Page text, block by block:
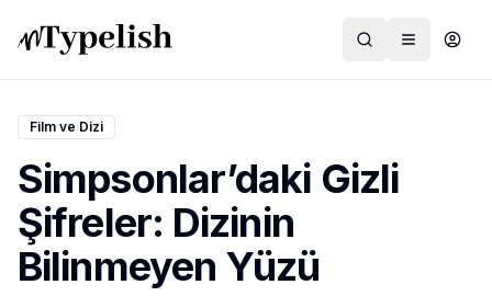
Dünya
Film ve Dizi
Kültür ve Sanat
Film ve Dizi
Simpsonlar’daki Gizli
Şifreler: Dizinin
Bilinmeyen Yüzü